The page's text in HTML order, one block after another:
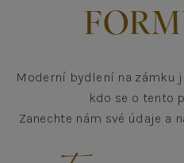
Moderní bydlení na zámku
kdo se o tento
Zanechte nám své údaje a